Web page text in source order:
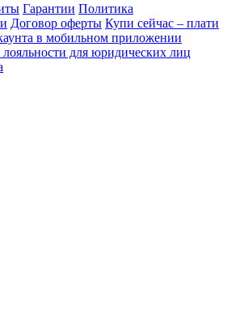
Гарантии Политика
Договор оферты Купи сейчас – плати
в мобильном приложении
для юридических лиц